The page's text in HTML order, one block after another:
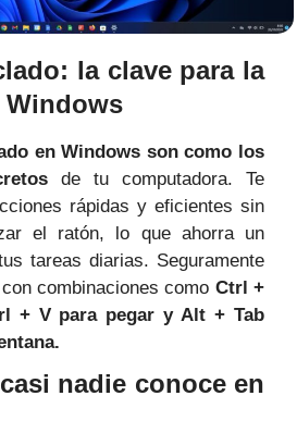
la clave para la
Windows
en Windows son como los
de tu computadora. Te
rápidas y eficientes sin
el ratón, lo que ahorra un
tareas diarias. Seguramente
combinaciones como Ctrl +
+ V para pegar y Alt + Tab
nadie conoce en